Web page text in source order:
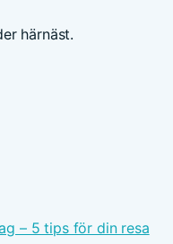
härnäst.
– 5 tips för din resa